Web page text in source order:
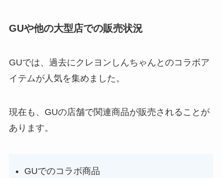
GUや他の大型店での販売状況
GUでは、過去にクレヨンしんちゃんとのコラボア
イテムが人気を集めました。
現在も、GUの店舗で関連商品が販売されることが
あります。
GUでのコラボ商品